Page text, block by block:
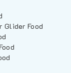
Glider Food